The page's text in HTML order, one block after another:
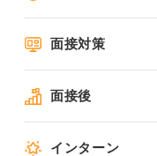
面接対策
面接後
インターン